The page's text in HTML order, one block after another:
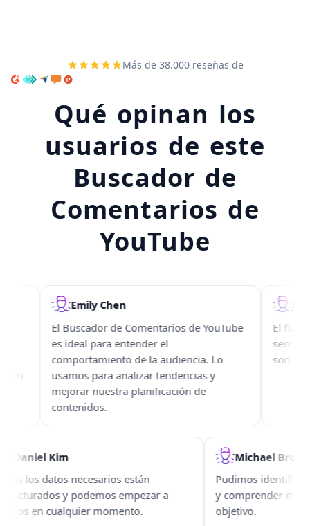
Más de 38.000 reseñas de
Qué opinan los
usuarios de este
Buscador de
Comentarios de
YouTube
Emily Chen
El Buscador de Comentarios de YouTube
es ideal para entender el
comportamiento de la audiencia. Lo
usamos para analizar tendencias y
mejorar nuestra planificación de
contenidos.
El flujo
sencillo
son
Daniel Kim
Todos los datos necesarios están
estructurados y podemos empezar a
usarlos en cualquier momento.
Michael
Pudimos
y comprender
objetivo.